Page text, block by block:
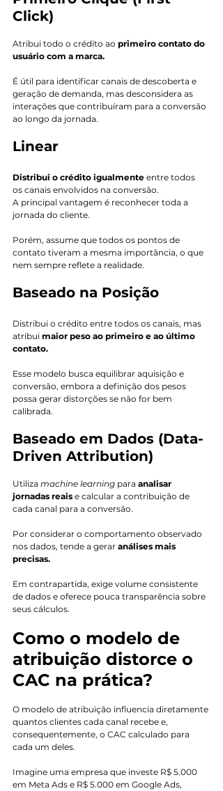
Click)
Atribui todo o crédito ao primeiro contato do
usuário com a marca.
É útil para identificar canais de descoberta e
geração de demanda, mas desconsidera as
interações que contribuíram para a conversão
ao longo da jornada.
Linear
Distribui o crédito igualmente entre todos
os canais envolvidos na conversão.
A principal vantagem é reconhecer toda a
jornada do cliente.
Porém, assume que todos os pontos de
contato tiveram a mesma importância, o que
nem sempre reflete a realidade.
Baseado na Posição
Distribui o crédito entre todos os canais, mas
atribui maior peso ao primeiro e ao último
contato.
Esse modelo busca equilibrar aquisição e
conversão, embora a definição dos pesos
possa gerar distorções se não for bem
calibrada.
Baseado em Dados (Data-
Driven Attribution)
Utiliza machine learning para analisar
jornadas reais e calcular a contribuição de
cada canal para a conversão.
Por considerar o comportamento observado
nos dados, tende a gerar análises mais
precisas.
Em contrapartida, exige volume consistente
de dados e oferece pouca transparência sobre
seus cálculos.
Como o modelo de
atribuição distorce o
CAC na prática?
O modelo de atribuição influencia diretamente
quantos clientes cada canal recebe e,
consequentemente, o CAC calculado para
cada um deles.
Imagine uma empresa que investe R$ 5.000
em Meta Ads e R$ 5.000 em Google Ads,